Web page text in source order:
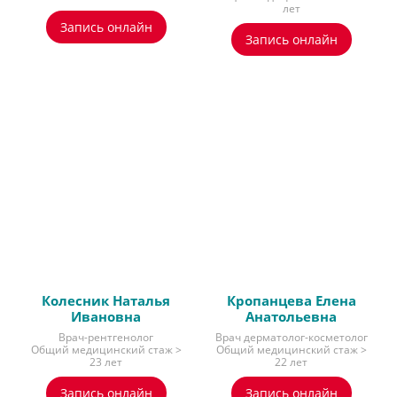
Запись онлайн
лет
Запись онлайн
Колесник Наталья
Ивановна
Врач-рентгенолог
Общий медицинский стаж >
23 лет
Запись онлайн
Кропанцева Елена
Анатольевна
Врач дерматолог-косметолог
Общий медицинский стаж >
22 лет
Запись онлайн